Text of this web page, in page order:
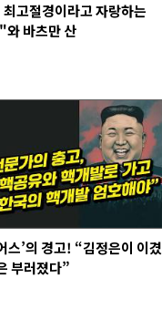
고절경이라고 자랑하는
바츠만 산
스’의 경고! “김정은이 이겼
부러졌다”